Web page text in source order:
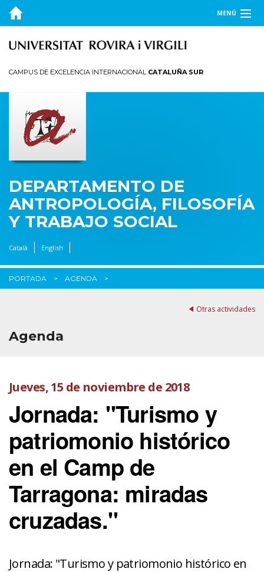
MENÚ
EL DEPARTAMENTO
INVESTIGACIÓN
PUBLICACIONES
TRANSFERENCIA
CAMPUS DE EXCELENCIA INTERNACIONAL CATALUÑA SUR
DEPARTAMENTO DE
ANTROPOLOGÍA, FILOSOFÍA
Y TRABAJO SOCIAL
Català English
PORTADA AGENDA
Otras actividades
Agenda
Jueves, 15 de noviembre de 2018
Jornada: "Turismo y
patriomonio histórico
en el Camp de
Tarragona: miradas
cruzadas."
Jornada: "Turismo y patriomonio histórico en